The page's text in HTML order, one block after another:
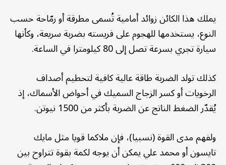
يملك هذا الكائن زوائد أمامية تُسمى مطرقة أو رمّاحة حسب
النوع، يستخدمها للهجوم على فريسته بضربة سريعة، وكأنها
سيارة تجري بسرعة تصل إلى 80 كيلومترا في الساعة.
كذلك تولد الضربة طاقة عالية كافية لتحطيم أصداف
الرخويات أو كسر الزجاج السميك في أحواض الأسماك، إذ
يُقدّر الضغط الناتج عن الضربة بأكثر من 1500 نيوتن.
ولفهم مدى القوة (نسبيا)، فإن ملاكما قويا مثل مايك
تايسون أو محمد علي يمكن أن يوجه لكمة بقوة تتراوح بين